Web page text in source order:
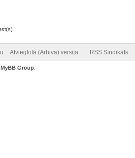
Atvieglotā (Arhiva) versija RSS Sindikāts
MyBB Group